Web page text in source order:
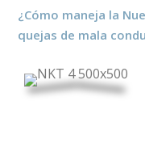
¿Cómo maneja la
quejas de mala